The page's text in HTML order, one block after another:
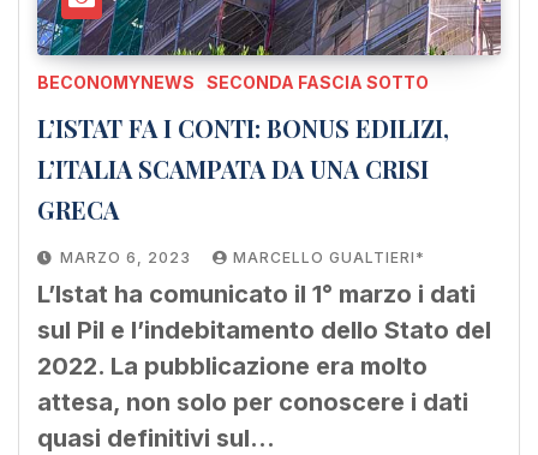
BECONOMYNEWS SECONDA FASCIA SOTTO
L’ISTAT FA I CONTI: BONUS EDILIZI,
L’ITALIA SCAMPATA DA UNA CRISI
GRECA
MARZO 6, 2023 MARCELLO GUALTIERI*
L’Istat ha comunicato il 1° marzo i dati
sul Pil e l’indebitamento dello Stato del
2022. La pubblicazione era molto
attesa, non solo per conoscere i dati
quasi definitivi sul…